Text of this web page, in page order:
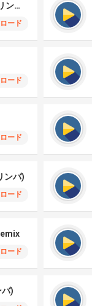
ギガチャドテーマ（マリンバ）
ード
ード
ード
ンバ)
ード
ード
)